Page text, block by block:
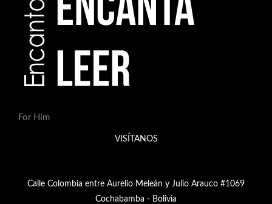
For Him
VISÍTANOS
Calle Colombia entre Aurelio Meleán y Julio Arauco #1069
Cochabamba - Bolivia